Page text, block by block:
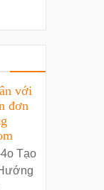
với
đơn
Tạo